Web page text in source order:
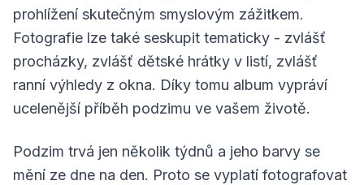
prohlížení skutečným smyslovým zážitkem.
Fotografie lze také seskupit tematicky - zvlášť
procházky, zvlášť dětské hrátky v listí, zvlášť
ranní výhledy z okna. Díky tomu album vypráví
ucelenější příběh podzimu ve vašem životě.
Podzim trvá jen několik týdnů a jeho barvy se
mění ze dne na den. Proto se vyplatí fotografovat